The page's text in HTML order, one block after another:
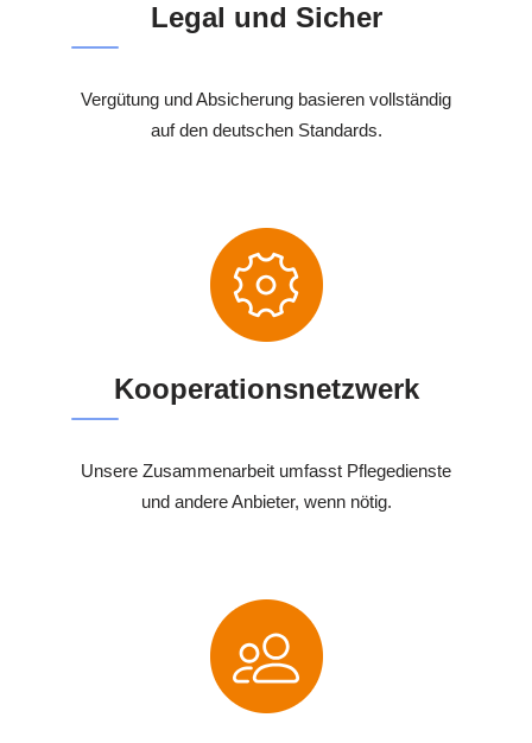
Legal und Sicher
Vergütung und Absicherung basieren vollständig
auf den deutschen Standards.
Kooperationsnetzwerk
Unsere Zusammenarbeit umfasst Pflegedienste
und andere Anbieter, wenn nötig.